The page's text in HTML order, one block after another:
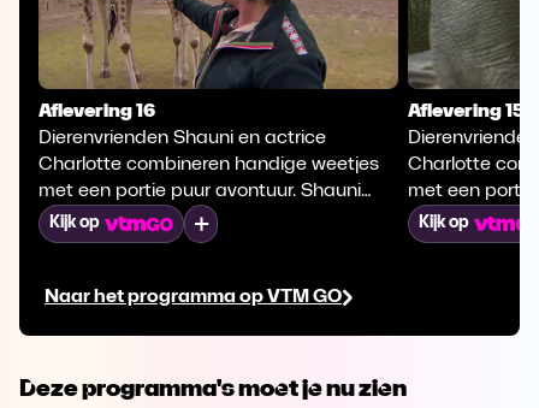
Naar het programma op VTM GO
Aflevering 16
Dierenvrienden Shauni en actrice
Charlotte combineren handige weetjes
met een portie puur avontuur. Shauni
knutselt de leukste dingen ineen voor je
huisdieren en geeft tips om hun leven
de wijde wereld in voor actie en avontuur
Kijk op
Aflevering 15
Charlotte
met een
knutselt de
huisdieren en
Kijk op
Deze programma's moet je nu zien